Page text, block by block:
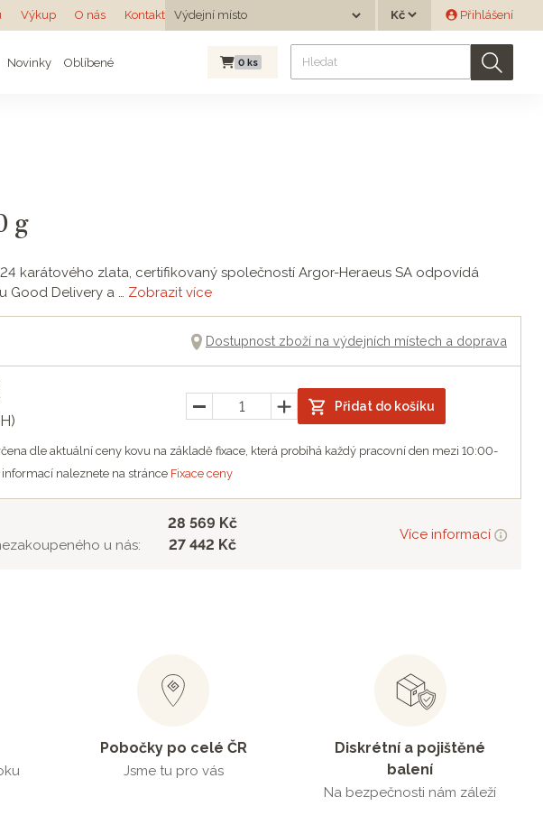
Výkup O nás Kontakt Výdejní místo
Výdejní místo
Měna Přihlášení
Novinky Oblíbené 0 ks
g
karátového zlata, certifikovaný společností Argor-Heraeus SA odpovídá
Good Delivery a … Zobrazit více
Dostupnost zboží na výdejních místech a doprava
Přidat do košíku
dle aktuální ceny kovu na základě fixace, která probíhá každý pracovní den mezi 10:00-
informací naleznete na stránce Fixace ceny
28 569 Kč
u nás: 27 442 Kč
Více informací
Pobočky po celé ČR
Jsme tu pro vás
Diskrétní a pojištěné
balení
Na bezpečnosti nám záleží